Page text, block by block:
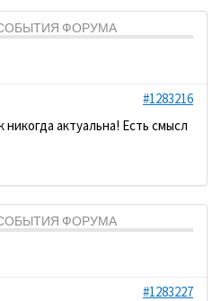
СОБЫТИЯ ФОРУМА
#1283216
актуальна! Есть смысл
СОБЫТИЯ ФОРУМА
#1283227